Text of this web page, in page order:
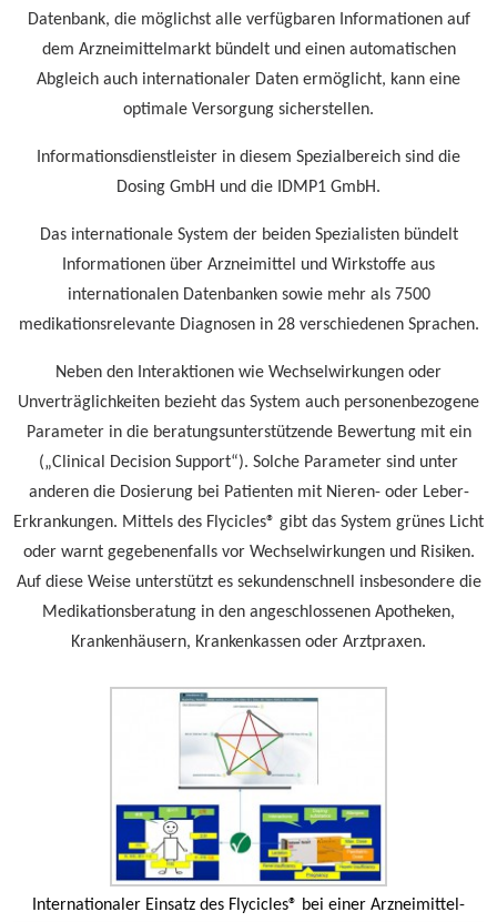
Datenbank, die möglichst alle verfügbaren Informationen auf
dem Arzneimittelmarkt bündelt und einen automatischen
Abgleich auch internationaler Daten ermöglicht, kann eine
optimale Versorgung sicherstellen.
Informationsdienstleister in diesem Spezialbereich sind die
Dosing GmbH und die IDMP1 GmbH.
Das internationale System der beiden Spezialisten bündelt
Informationen über Arzneimittel und Wirkstoffe aus
internationalen Datenbanken sowie mehr als 7500
medikationsrelevante Diagnosen in 28 verschiedenen Sprachen.
Neben den Interaktionen wie Wechselwirkungen oder
Unverträglichkeiten bezieht das System auch personenbezogene
Parameter in die beratungsunterstützende Bewertung mit ein
(„Clinical Decision Support“). Solche Parameter sind unter
anderen die Dosierung bei Patienten mit Nieren- oder Leber-
Erkrankungen. Mittels des Flycicles® gibt das System grünes Licht
oder warnt gegebenenfalls vor Wechselwirkungen und Risiken.
Auf diese Weise unterstützt es sekundenschnell insbesondere die
Medikationsberatung in den angeschlossenen Apotheken,
Krankenhäusern, Krankenkassen oder Arztpraxen.
Internationaler Einsatz des Flycicles® bei einer Arzneimittel-